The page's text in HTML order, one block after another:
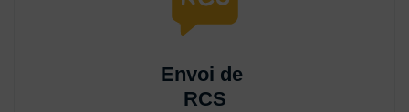
Envoi de
RCS